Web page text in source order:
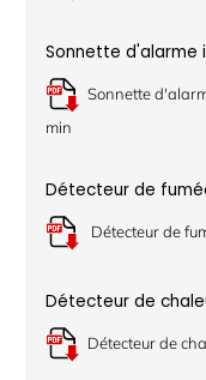
Sonnette d'alarme
Sonnette
min
Détecteur de
Détecteur de
Détecteur de
Détecteur de